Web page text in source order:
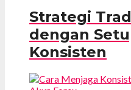
Strategi
dengan
Konsisten